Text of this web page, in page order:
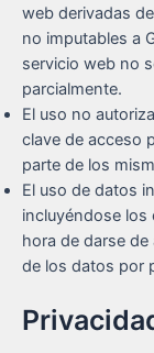
web derivadas
no imputables a
servicio web no
parcialmente.
El uso no
clave de acceso
parte de los
El uso de datos
incluyéndose los
hora de darse
de los datos por